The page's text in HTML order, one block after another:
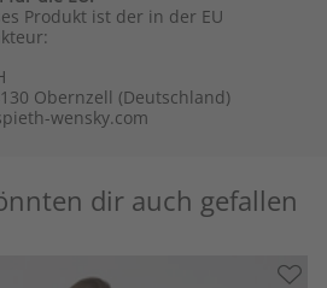
Produkt ist der in der EU
Obernzell (Deutschland)
wensky.com
dir auch gefallen